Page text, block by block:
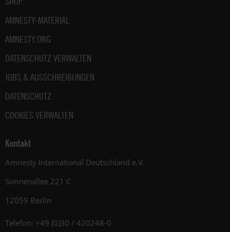
AMNESTY-MATERIAL
AMNESTY.ORG
DATENSCHUTZ VERWALTEN
JOBS & AUSSCHREIBUNGEN
DATENSCHUTZ
COOKIES VERWALTEN
Kontakt
Amnesty International Deutschland e.V.
Sonnenallee 221 C
12059 Berlin
Telefon: +49 (0)30 / 420248-0